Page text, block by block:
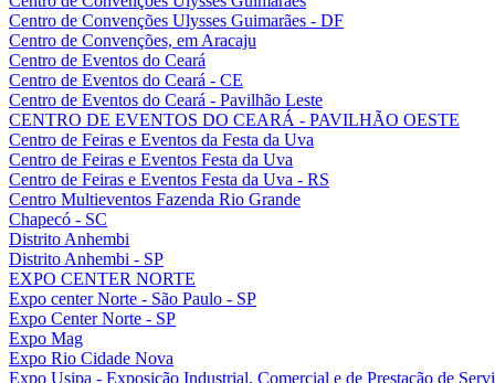
Centro de Convenções Ulysses Guimarães - DF
Centro de Convenções, em Aracaju
Centro de Eventos do Ceará
Centro de Eventos do Ceará - CE
Centro de Eventos do Ceará - Pavilhão Leste
CENTRO DE EVENTOS DO CEARÁ - PAVILHÃO OESTE
Centro de Feiras e Eventos da Festa da Uva
Centro de Feiras e Eventos Festa da Uva
Centro de Feiras e Eventos Festa da Uva - RS
Centro Multieventos Fazenda Rio Grande
Chapecó - SC
Distrito Anhembi
Distrito Anhembi - SP
EXPO CENTER NORTE
Expo center Norte - São Paulo - SP
Expo Center Norte - SP
Expo Mag
Expo Rio Cidade Nova
Expo Usipa - Exposição Industrial, Comercial e de Prestação de